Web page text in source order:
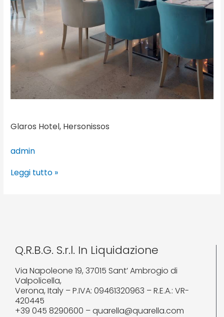
Glaros Hotel, Hersonissos
admin
Leggi tutto »
Q.R.B.G. S.r.l. In Liquidazione
Via Napoleone 19, 37015 Sant’ Ambrogio di
Valpolicella,
Verona, Italy – P.IVA: 09461320963 – R.E.A.: VR-
420445
+39 045 8290600 – quarella@quarella.com